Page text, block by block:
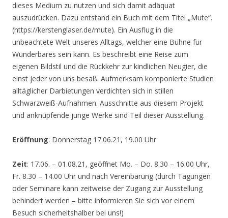
dieses Medium zu nutzen und sich damit adäquat
auszudrücken. Dazu entstand ein Buch mit dem Titel „Mute“.
(https://kerstenglaser.de/mute). Ein Ausflug in die
unbeachtete Welt unseres Alltags, welcher eine Bühne für
Wunderbares sein kann. Es beschreibt eine Reise zum
eigenen Bildstil und die Rückkehr zur kindlichen Neugier, die
einst jeder von uns besaß. Aufmerksam komponierte Studien
alltäglicher Darbietungen verdichten sich in stillen
Schwarzweiß-Aufnahmen. Ausschnitte aus diesem Projekt
und anknüpfende junge Werke sind Teil dieser Ausstellung.
Eröffnung: Donnerstag 17.06.21, 19.00 Uhr
Zeit: 17.06. – 01.08.21, geöffnet Mo. – Do. 8.30 – 16.00 Uhr,
Fr. 8.30 – 14.00 Uhr und nach Vereinbarung (durch Tagungen
oder Seminare kann zeitweise der Zugang zur Ausstellung
behindert werden – bitte informieren Sie sich vor einem
Besuch sicherheitshalber bei uns!)